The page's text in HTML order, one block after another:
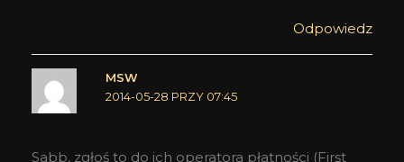
Odpowiedz
MSW
2014-05-28 PRZY 07:45
Sabb, zgłoś to do ich operatora płatności (First